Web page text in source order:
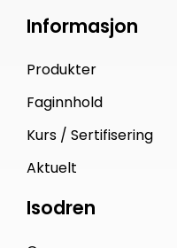
Informasjon
Produkter
Faginnhold
Kurs / Sertifisering
Aktuelt
Isodren